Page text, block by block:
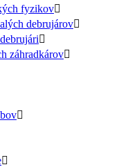
fyzikov
debrujárov
záhradkárov